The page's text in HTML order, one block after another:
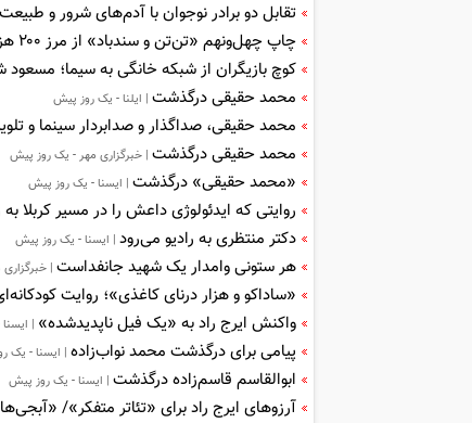
تقابل دو برادر نوجوان با آدم‌های شرور و
چاپ چهل‌ونهم «تن‌تن و سندباد» از مرز ۲۰۰ هزار نسخه گذشت
کوچ بازیگران از شبکه خانگی به سیما؛
محمد حقیقی درگذشت | ایلنا - یک روز پیش
محمد حقیقی، صداگذار و صدابردار سینما و
محمد حقیقی درگذشت | خبرگزاری مهر - یک روز پیش
«محمد حقیقی» درگذشت | ایسنا - یک روز پیش
روایتی که ایدئولوژی داعش را در مسیر کربلا به
دکتر منتظری به رادیو می‌رود | ایسنا - یک روز پیش
هر ستونی وامدار یک شهید جانفداست |
«ساداکو و هزار درنای کاغذی»؛ روایت
واکنش ایرج راد به «یک فیل ناپدیدشده» |
پیامی برای درگذشت محمد نواب‌زاده | ایسنا - یک
ابوالقاسم قاسم‌زاده درگذشت | ایسنا - یک روز پیش
آرزوهای ایرج راد برای «تئاتر متفکر»/